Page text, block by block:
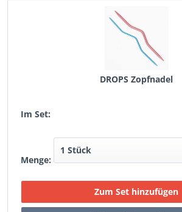
DROPS Zopfnadel
Im Set:
Menge: